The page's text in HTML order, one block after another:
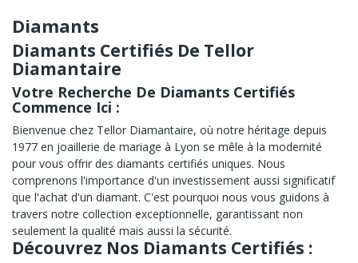
Diamants
Diamants Certifiés De Tellor
Diamantaire
Votre Recherche De Diamants Certifiés
Commence Ici :
Bienvenue chez Tellor Diamantaire, où notre héritage depuis
1977 en joaillerie de mariage à Lyon se mêle à la modernité
pour vous offrir des diamants certifiés uniques. Nous
comprenons l'importance d'un investissement aussi significatif
que l'achat d'un diamant. C'est pourquoi nous vous guidons à
travers notre collection exceptionnelle, garantissant non
seulement la qualité mais aussi la sécurité.
Découvrez Nos Diamants Certifiés :